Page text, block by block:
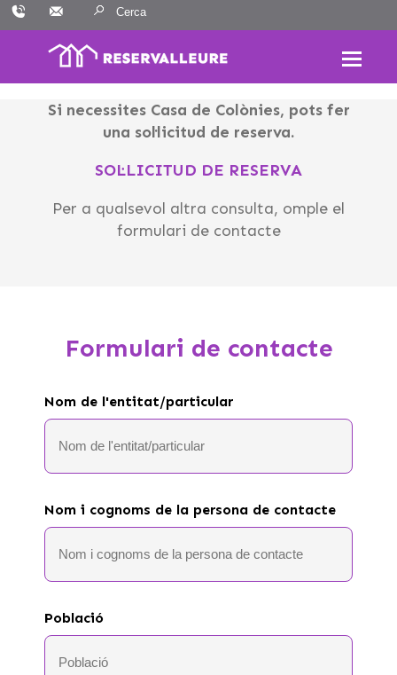
Skip
to
Resultats:
Si necessites Casa de Colònies, pots fer
una sol·licitud de reserva.
SOL·LICITUD DE RESERVA
Per a qualsevol altra consulta, omple el
formulari de contacte
Formulari de contacte
Nom de l'entitat/particular
Nom i cognoms de la persona de contacte
Població